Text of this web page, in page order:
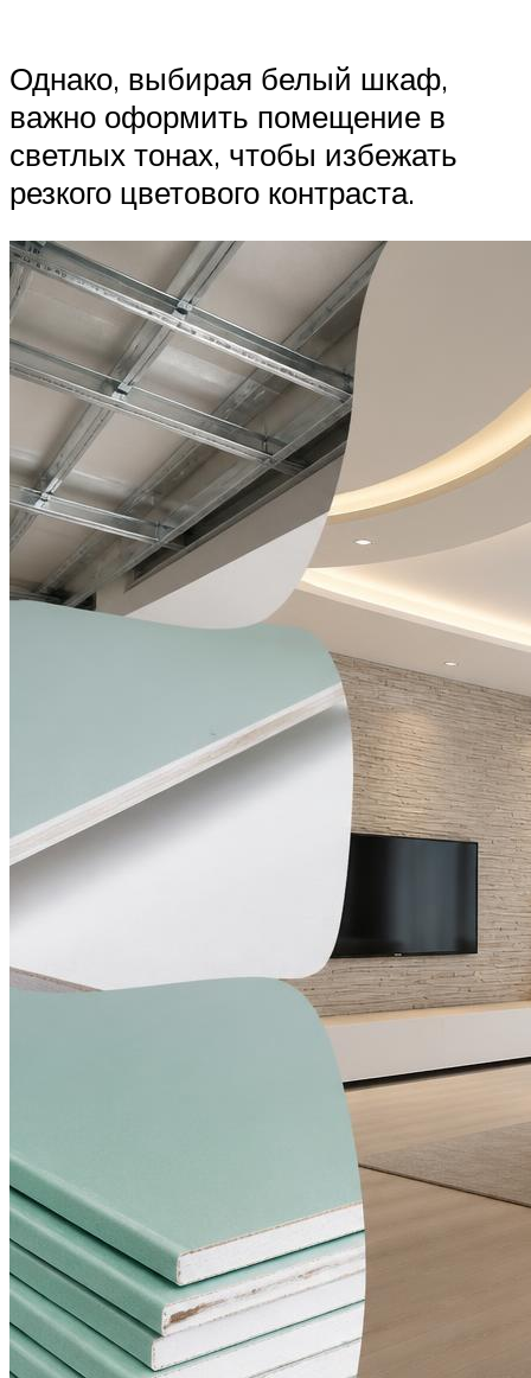
Однако, выбирая белый шкаф,
важно оформить помещение в
светлых тонах, чтобы избежать
резкого цветового контраста.